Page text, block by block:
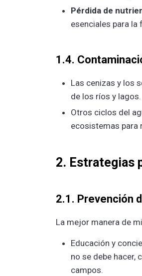
Pérdida de
esenciales para la
1.4.
Las cenizas y los
de los ríos y lagos.
Otros ciclos del
ecosistemas para
2. Estrategias
2.1. Prevención
La mejor manera de
Educación y
no se debe hacer,
campos.